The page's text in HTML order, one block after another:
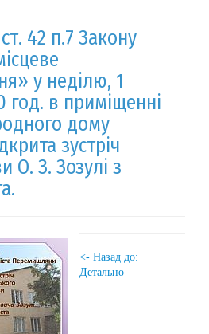
42 п.7 Закону
у неділю, 1
год. в приміщенні
дому
зустріч
О. З. Зозулі з
<- Назад до:
Детально